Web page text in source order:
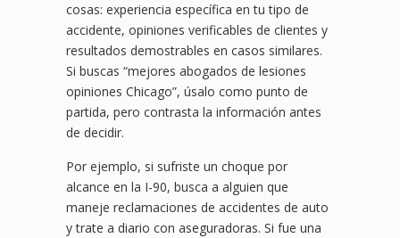
cosas: experiencia específica en tu tipo de
accidente, opiniones verificables de clientes y
resultados demostrables en casos similares.
Si buscas “mejores abogados de lesiones
opiniones Chicago”, úsalo como punto de
partida, pero contrasta la información antes
de decidir.
Por ejemplo, si sufriste un choque por
alcance en la I-90, busca a alguien que
maneje reclamaciones de accidentes de auto
y trate a diario con aseguradoras. Si fue una